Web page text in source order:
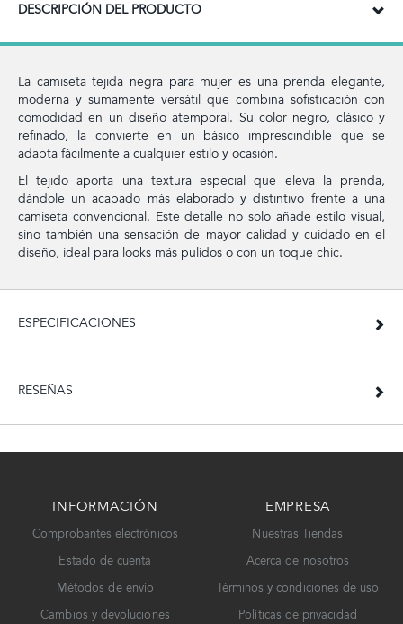
DESCRIPCIÓN DEL PRODUCTO
La camiseta tejida negra para mujer es una prenda elegante,
moderna y sumamente versátil que combina sofisticación con
comodidad en un diseño atemporal. Su color negro, clásico y
refinado, la convierte en un básico imprescindible que se
adapta fácilmente a cualquier estilo y ocasión.
El tejido aporta una textura especial que eleva la prenda,
dándole un acabado más elaborado y distintivo frente a una
camiseta convencional. Este detalle no solo añade estilo visual,
sino también una sensación de mayor calidad y cuidado en el
diseño, ideal para looks más pulidos o con un toque chic.
ESPECIFICACIONES
RESEÑAS
INFORMACIÓN
Comprobantes electrónicos
Estado de cuenta
Métodos de envío
Cambios y devoluciones
EMPRESA
Nuestras Tiendas
Acerca de nosotros
Términos y condiciones de uso
Políticas de privacidad